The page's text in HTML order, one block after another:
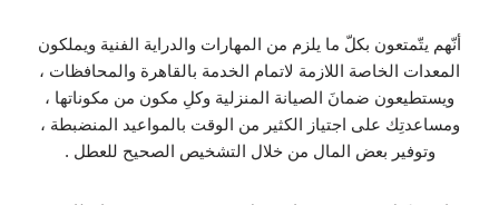
أنّهم يتّمتعون بكلّ ما يلزم من المهارات والدراية الفنية ويملكون
المعدات الخاصة اللازمة لاتمام الخدمة بالقاهرة والمحافظات ،
ويستطيعون ضمانَ الصيانة المنزلية وكلِ مكون من مكوناتها ،
ومساعدتِك على اجتياز الكثير من الوقت بالمواعيد المنضبطة ،
وتوفير بعض المال من خلال التشخيص الصحيح للعطل .